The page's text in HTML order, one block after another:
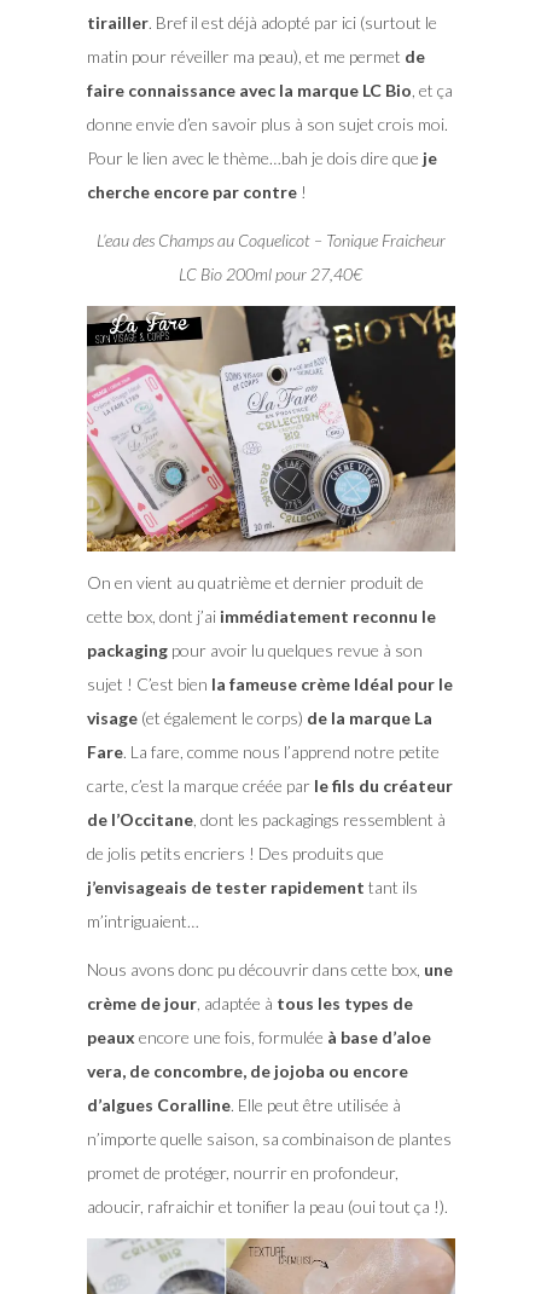
tirailler. Bref il est déjà adopté par ici (surtout le
matin pour réveiller ma peau), et me permet de
faire connaissance avec la marque LC Bio , et ça
donne envie d’en savoir plus à son sujet crois moi.
Pour le lien avec le thème…bah je dois dire que je
cherche encore par contre!
L’eau des Champs au Coquelicot – Tonique Fraicheur
LC Bio 200ml pour 27,40€
On en vient au quatrième et dernier produit de
cette box, dont j’aiimmédiatement reconnu le
packagingpour avoir lu quelques revue à son
sujet ! C’est bien la fameuse crème Idéal pour le
visage(et également le corps) de la marque La
Fare. La fare, comme nous l’apprend notre petite
carte, c’est la marque créée parle fils du créateur
de l’Occitane, dont les packagings ressemblent à
de jolis petits encriers ! Des produits que
j’envisageais de tester rapidement tant ils
m’intriguaient…
Nous avons donc pu découvrir dans cette box, une
crème de jour, adaptée à tous les types de
peaux encore une fois, formulée à base d’aloe
vera, de concombre, de jojoba ou encore
d’algues Coralline. Elle peut être utilisée à
n’importe quelle saison, sa combinaison de plantes
promet de protéger, nourrir en profondeur,
adoucir, rafraichir et tonifier la peau (oui tout ça !).